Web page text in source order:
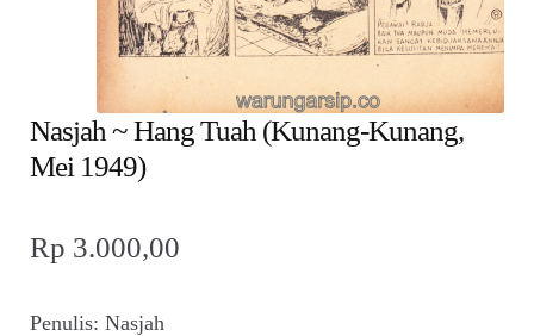
Nasjah ~ Hang Tuah (Kunang-Kunang,
Mei 1949)
Rp 3.000,00
Penulis: Nasjah